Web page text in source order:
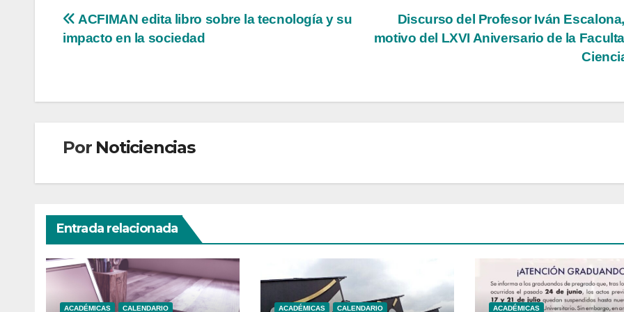
Navegación
de
Discurso del Profesor Iván
motivo del LXVI Aniversario de la
ACFIMAN edita libro sobre la tecnología y su
impacto en la sociedad
Por Noticiencias
Entrada relacionada
ACADÉMICAS CALENDARIO ACADÉMICAS CALENDARIO ACADÉMICAS